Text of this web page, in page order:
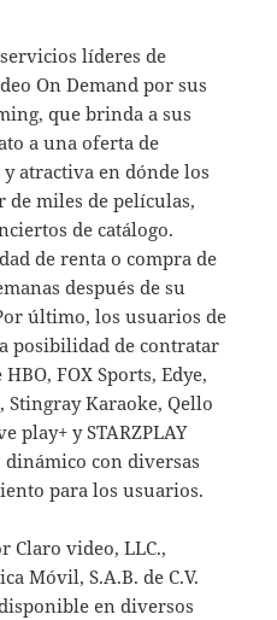
líderes de
On Demand por sus
que brinda a sus
a una oferta de
atractiva en dónde los
miles de películas,
de catálogo.
de renta o compra de
después de su
último, los usuarios de
posibilidad de contratar
FOX Sports, Edye,
Stingray Karaoke, Qello
play+ y STARZPLAY
con diversas
para los usuarios.
Claro video, LLC.,
Móvil, S.A.B. de C.V.
en diversos